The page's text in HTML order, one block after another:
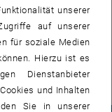
unserer
auf unserer
für soziale Medien
Hierzu ist es
Dienstanbieter
und Inhalten
Sie in unserer